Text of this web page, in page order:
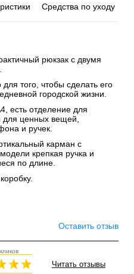
Средства по уходу
рюкзак с двумя
того, чтобы сделать его
городской жизни.
есть отделение для
для ценных вещей,
и ручек.
карман с
крепкая ручка и
по длине.
Оставить отзыв
Читать отзывы